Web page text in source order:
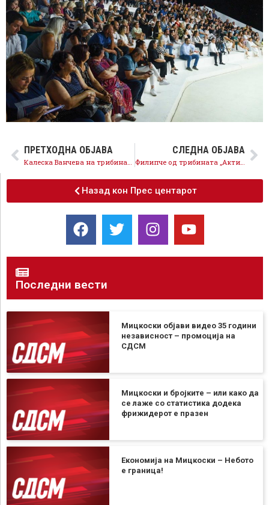
ПРЕТХОДНА ОБЈАВА СЛЕДНА ОБЈАВА
Филипче од трибината „Активни жени – напредно општество“: Статусот на жените е всушност статусот на демократијата, постојано ги унапредуваме правата на жената
Назад кон Прес центарот
Последни вести
Мицкоски објави видео 35 години
независност – промоција на
СДСМ
Мицкоски и бројките – или како да
се лаже со статистика додека
фрижидерот е празен
Економија на Мицкоски – Небото
е граница!